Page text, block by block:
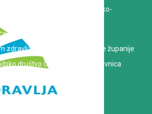
za javno zdravstvo Koprivničko-
bolnica dr. Tomislav Bardek
zdravlja Koprivničko-križevačke županije
društvo Crvenog križa Koprivnica